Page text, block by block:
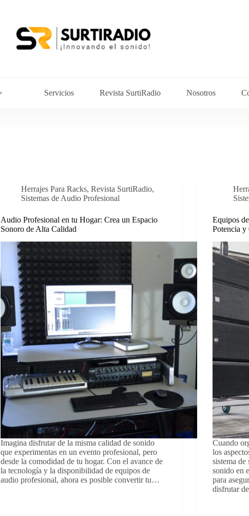
Servicios Revista SurtiRadio Nosotros
Herrajes Para Racks,Revista SurtiRadio,
Sistemas de Audio Profesional
Audio Profesional en tu Hogar: Crea un Espacio
Sonoro de Alta Calidad
Imagina disfrutar de la misma calidad de sonido
que experimentas en un evento profesional, pero
desde la comodidad de tu hogar. Con el avance de
la tecnología y la disponibilidad de equipos de
audio profesional, ahora es posible convertir tu…
Equipos
Potencia
Cuando
los
sistema
sonido en
para
disfrutar